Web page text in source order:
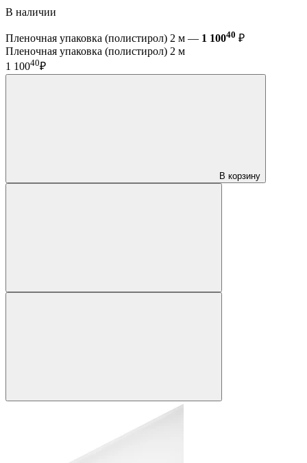
В наличии
Пленочная упаковка (полистирол) 2 м — 1 10040 ₽
Пленочная упаковка (полистирол) 2 м
1 10040₽
В корзину